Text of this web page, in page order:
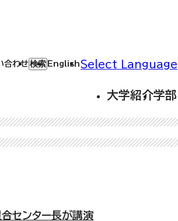
合わせ 検索 English Select Language
大学紹介学部
センター長が講演